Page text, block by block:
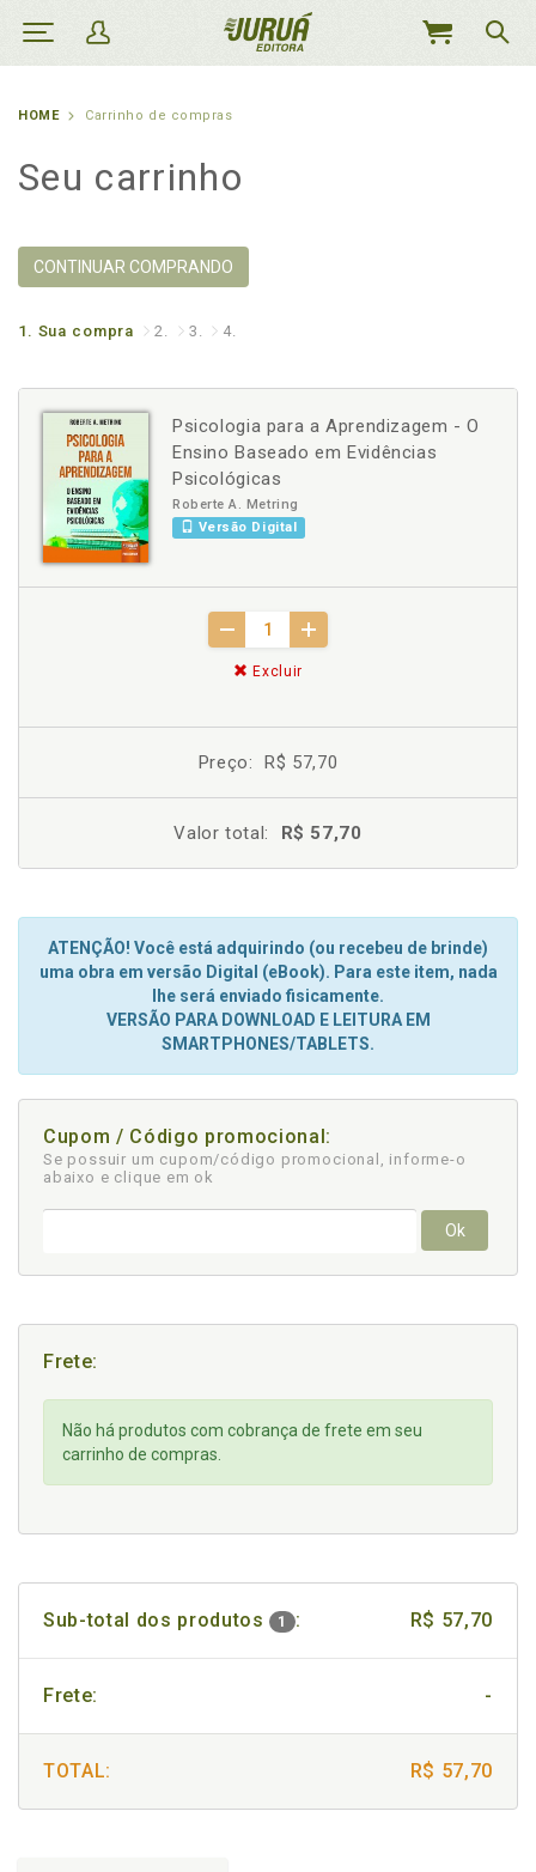
MEU
HOME Carrinho de compras
Seu carrinho
CONTINUAR COMPRANDO
1. Sua compra 2. 3. 4.
Psicologia para a Aprendizagem - O
Ensino Baseado em Evidências
Psicológicas
Roberte A. Metring
Versão Digital
Excluir
Preço: R$ 57,70
Valor total: R$ 57,70
ATENÇÃO! Você está adquirindo (ou recebeu de brinde)
uma obra em versão Digital (eBook). Para este item, nada
lhe será enviado fisicamente.
VERSÃO PARA DOWNLOAD E LEITURA EM
SMARTPHONES/TABLETS.
Cupom / Código promocional:
Se possuir um cupom/código promocional, informe-o
abaixo e clique em ok
Ok
Frete:
Não há produtos com cobrança de frete em seu
carrinho de compras.
Sub-total dos produtos 1 : R$ 57,70
Frete: -
TOTAL: R$ 57,70